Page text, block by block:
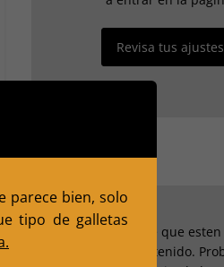
Revisa tus ajustes
Tus ajustes puede que
que veas este contenido.
parece bien, solo
tipo de galletas